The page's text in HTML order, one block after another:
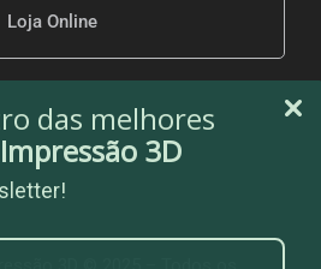
das melhores
3D
Loja Online